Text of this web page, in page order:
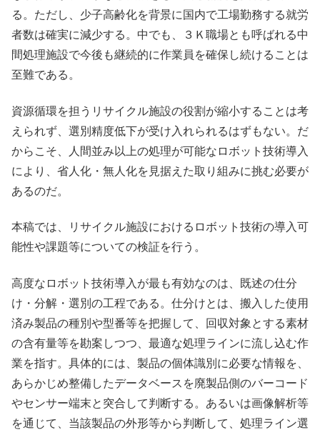
る。ただし、少子高齢化を背景に国内で工場勤務する就労
者数は確実に減少する。中でも、３Ｋ職場とも呼ばれる中
間処理施設で今後も継続的に作業員を確保し続けることは
至難である。
資源循環を担うリサイクル施設の役割が縮小することは考
えられず、選別精度低下が受け入れられるはずもない。だ
からこそ、人間並み以上の処理が可能なロボット技術導入
により、省人化・無人化を見据えた取り組みに挑む必要が
あるのだ。
本稿では、リサイクル施設におけるロボット技術の導入可
能性や課題等についての検証を行う。
高度なロボット技術導入が最も有効なのは、既述の仕分
け・分解・選別の工程である。仕分けとは、搬入した使用
済み製品の種別や型番等を把握して、回収対象とする素材
の含有量等を勘案しつつ、最適な処理ラインに流し込む作
業を指す。具体的には、製品の個体識別に必要な情報を、
あらかじめ整備したデータベースを廃製品側のバーコード
やセンサー端末と突合して判断する。あるいは画像解析等
を通じて、当該製品の外形等から判断して、処理ライン選